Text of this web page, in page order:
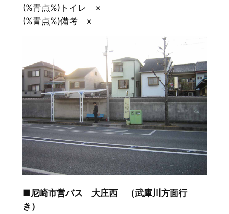
(%青点%)トイレ ×
(%青点%)備考 ×
■尼崎市営バス 大庄西 （武庫川方面行
き）